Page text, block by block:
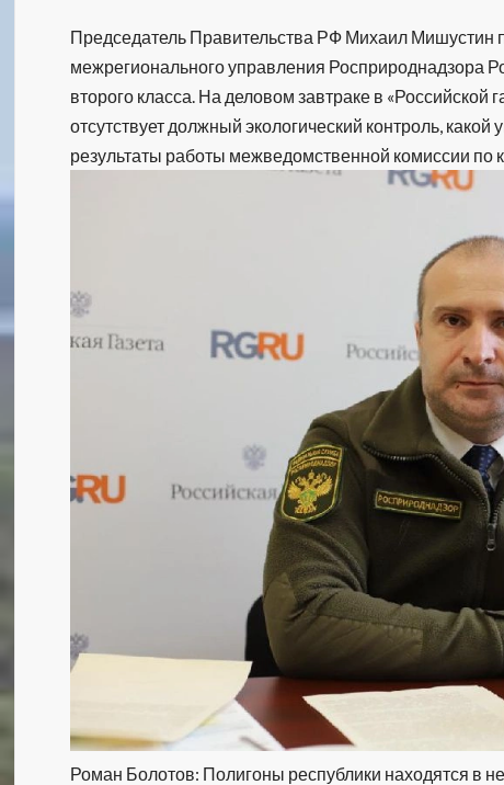
Председатель Правительства РФ Михаил Мишустин
межрегионального управления Росприроднадзора
второго класса. На деловом завтраке в «Российской
отсутствует должный экологический контроль,
результаты работы межведомственной комиссии по
Роман Болотов: Полигоны республики находятся в